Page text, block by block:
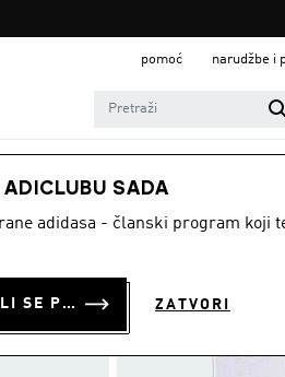
pomoć narudžbe i
ADICLUBU SADA
adidasa - članski program koji
PRIJAVI SE ILI SE PRIDRUŽI SADA ZATVORI